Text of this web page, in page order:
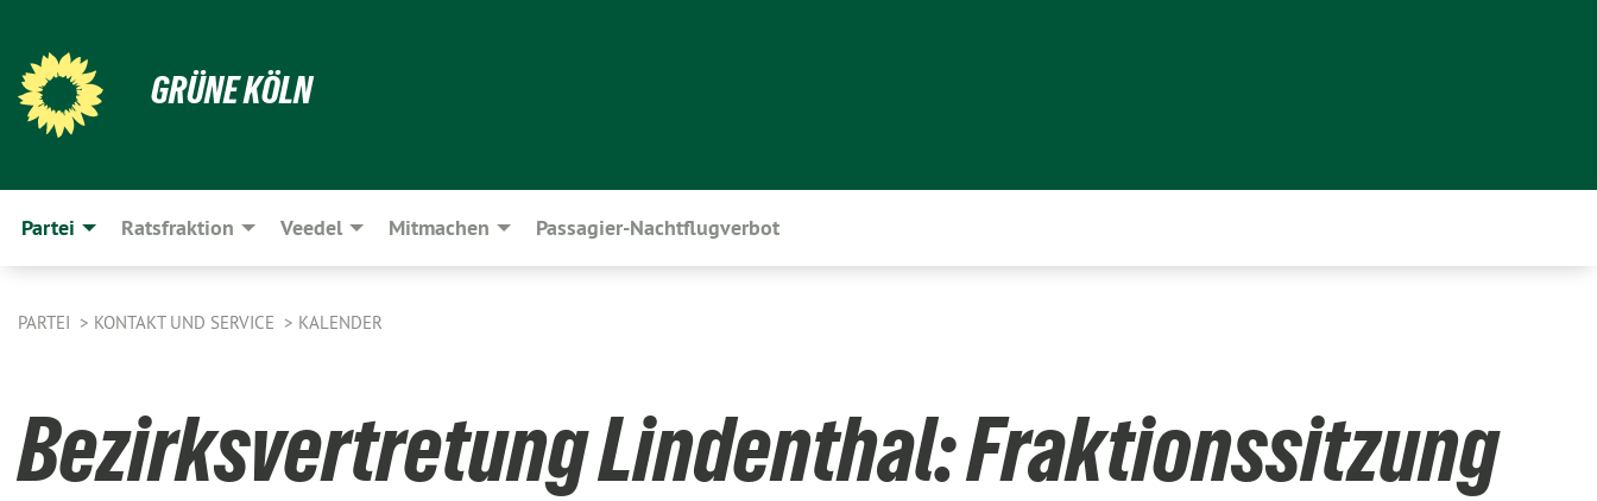
GRÜNE KÖLN
Partei Ratsfraktion Veedel Mitmachen Passagier-Nachtflugverbot
PARTEI KONTAKT UND SERVICE KALENDER
Bezirksvertretung Lindenthal: Fraktionssitzung